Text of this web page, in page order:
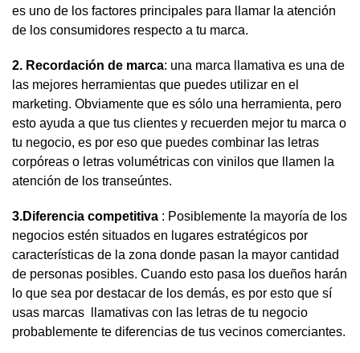
es uno de los factores principales para llamar la atención
de los consumidores respecto a tu marca.
2. Recordación de marca: una marca llamativa es una de
las mejores herramientas que puedes utilizar en el
marketing. Obviamente que es sólo una herramienta, pero
esto ayuda a que tus clientes y recuerden mejor tu marca o
tu negocio, es por eso que puedes combinar las letras
corpóreas o letras volumétricas con vinilos que llamen la
atención de los transeúntes.
3.Diferencia competitiva : Posiblemente la mayoría de los
negocios estén situados en lugares estratégicos por
características de la zona donde pasan la mayor cantidad
de personas posibles. Cuando esto pasa los dueños harán
lo que sea por destacar de los demás, es por esto que sí
usas marcas llamativas con las letras de tu negocio
probablemente te diferencias de tus vecinos comerciantes.